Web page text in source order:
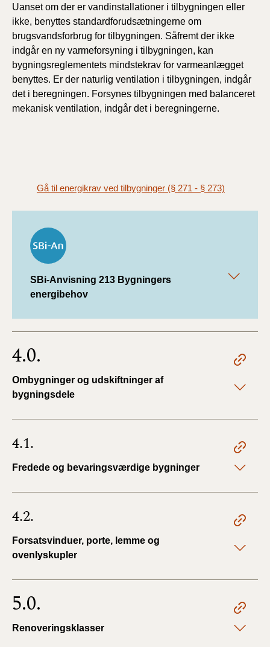
Uanset om der er vandinstallationer i tilbygningen eller
ikke, benyttes standardforudsætningerne om
brugsvandsforbrug for tilbygningen. Såfremt der ikke
indgår en ny varmeforsyning i tilbygningen, kan
bygningsreglementets mindstekrav for varmeanlægget
benyttes. Er der naturlig ventilation i tilbygningen, indgår
det i beregningen. Forsynes tilbygningen med balanceret
mekanisk ventilation, indgår det i beregningerne.
Gå til energikrav ved tilbygninger (§ 271 - § 273)
SBi-Anvisning 213 Bygningers
energibehov
4.0.
Ombygninger og udskiftninger af
bygningsdele
4.1.
Fredede og bevaringsværdige bygninger
4.2.
Forsatsvinduer, porte, lemme og
ovenlyskupler
5.0.
Renoveringsklasser